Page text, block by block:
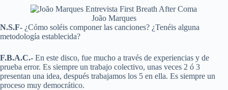
João Marques
N.S.F- ¿Cómo soléis componer las canciones? ¿Tenéis alguna
metodología establecida?
F.B.A.C.- En este disco, fue mucho a través de experiencias y de
prueba error. Es siempre un trabajo colectivo, unas veces 2 ó 3
presentan una idea, después trabajamos los 5 en ella. Es siempre un
proceso muy democrático.